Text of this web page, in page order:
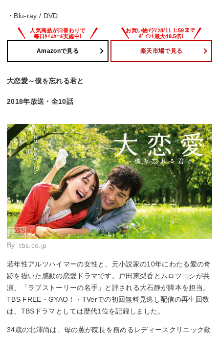
・Blu-ray / DVD
Amazonで見る 楽天市場で見る
大恋愛～僕を忘れる君と
2018年放送・全10話
By:tbs.co.jp
若年性アルツハイマーの女性と、元小説家の10年にわたる愛の奇
跡を描いた感動の恋愛ドラマです。戸田恵梨香とムロツヨシが共
演、「ラブストーリーの名手」と評される大石静が脚本を担当。
TBS FREE・GYAO！・TVerでの初回無料見逃し配信の再生回数
は、TBSドラマとしては歴代1位を記録しました。
34歳の北澤尚は、母の薫が院長を務めるレディースクリニック勤